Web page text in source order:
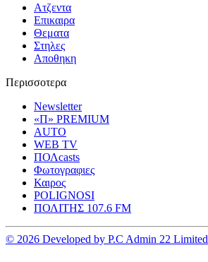
Ατζεντα
Επικαιρα
Θεματα
Στηλες
Αποθηκη
Περισσοτερα
Newsletter
«Π» PREMIUM
AUTO
WEB TV
ΠΟΛcasts
Φωτογραφιες
Καιρος
POLIGNOSI
ΠΟΛΙΤΗΣ 107.6 FM
© 2026 Developed by P.C Admin 22 Limited